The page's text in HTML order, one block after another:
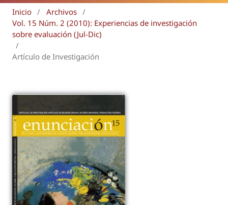
Inicio / Archivos /
Vol. 15 Núm. 2 (2010): Experiencias de investigación
sobre evaluación (Jul-Dic)
/
Artículo de Investigación